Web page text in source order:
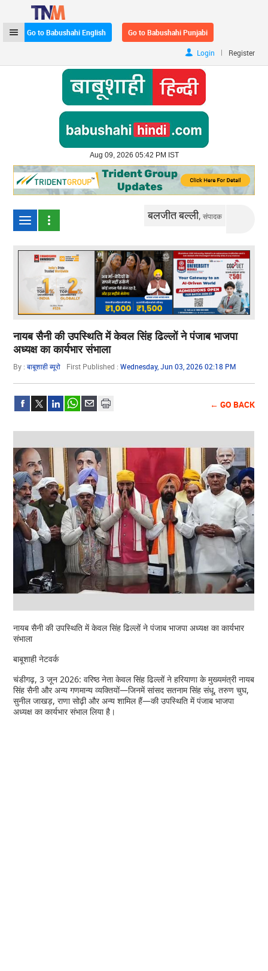
Go to Babushahi English Go to Babushahi Punjabi
Login | Register
Aug 09, 2026 05:42 PM IST
बलजीत बल्ली,संपादक
नायब सैनी की उपस्थिति में केवल सिंह ढिल्लों ने पंजाब भाजपा
अध्यक्ष का कार्यभार संभाला
By :बाबूशाही ब्यूरो First Published :Wednesday, Jun 03, 2026 02:18 PM
← GO BACK
नायब सैनी की उपस्थिति में केवल सिंह ढिल्लों ने पंजाब भाजपा अध्यक्ष का कार्यभार
संभाला
बाबूशाही नेटवर्क
चंडीगढ़, 3 जून 2026: वरिष्ठ नेता केवल सिंह ढिल्लों ने हरियाणा के मुख्यमंत्री नायब
सिंह सैनी और अन्य गणमान्य व्यक्तियों—जिनमें सांसद सतनाम सिंह संधू, तरुण चुघ,
सुनील जाखड़, राणा सोढ़ी और अन्य शामिल हैं—की उपस्थिति में पंजाब भाजपा
अध्यक्ष का कार्यभार संभाल लिया है।